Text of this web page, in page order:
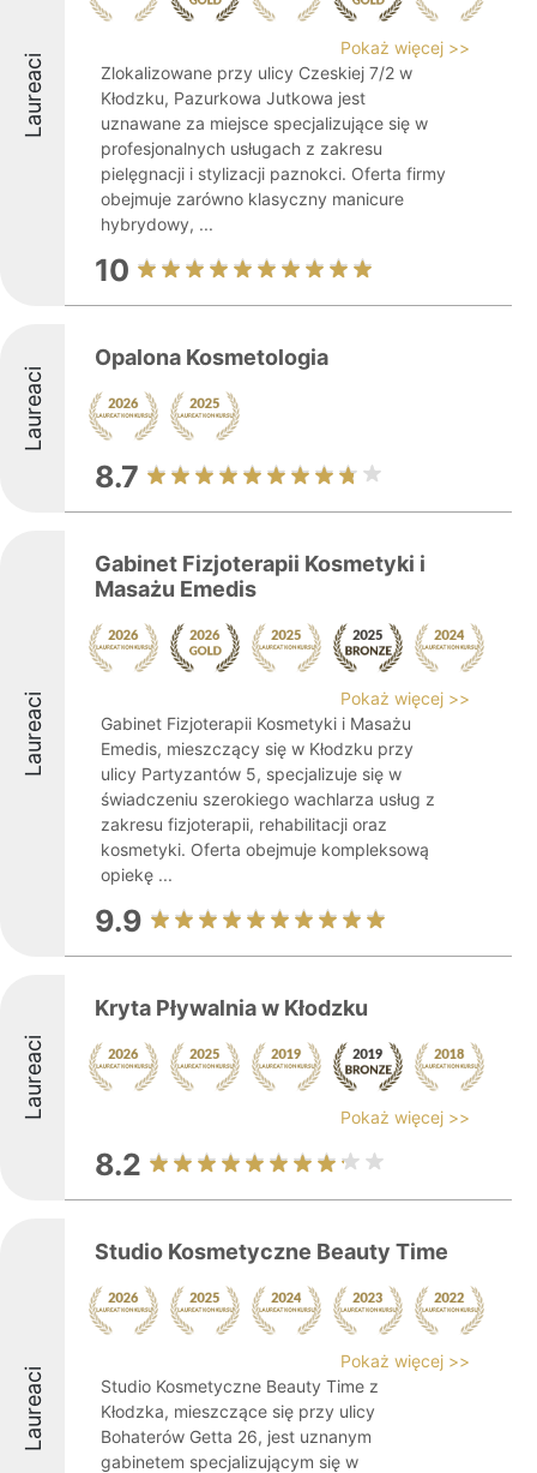
Laureaci
Pokaż więcej >>
Zlokalizowane przy ulicy Czeskiej 7/2 w
Kłodzku, Pazurkowa Jutkowa jest
uznawane za miejsce specjalizujące się w
profesjonalnych usługach z zakresu
pielęgnacji i stylizacji paznokci. Oferta firmy
obejmuje zarówno klasyczny manicure
hybrydowy, ...
10
Laureaci
Opalona Kosmetologia
8.7
Laureaci
Gabinet Fizjoterapii Kosmetyki i
Masażu Emedis
Pokaż więcej >>
Gabinet Fizjoterapii Kosmetyki i Masażu
Emedis, mieszczący się w Kłodzku przy
ulicy Partyzantów 5, specjalizuje się w
świadczeniu szerokiego wachlarza usług z
zakresu fizjoterapii, rehabilitacji oraz
kosmetyki. Oferta obejmuje kompleksową
opiekę ...
9.9
Laureaci
Kryta Pływalnia w Kłodzku
Pokaż więcej >>
8.2
Laureaci
Studio Kosmetyczne Beauty Time
Pokaż więcej >>
Studio Kosmetyczne Beauty Time z
Kłodzka, mieszczące się przy ulicy
Bohaterów Getta 26, jest uznanym
gabinetem specjalizującym się w